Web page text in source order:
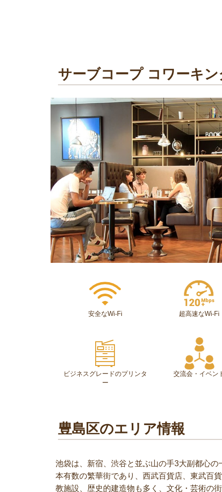
サーブコープ コワーキ
安全なWi-Fi 超高速なWi-Fi
ビジネスグレードのプリンタ
ー
交流会・イベン
豊島区のエリア情報
池袋は、新宿、渋谷と並ぶ山の手3大副都心
本有数の繁華街であり、西武百貨店、東武百
教施設、歴史的建造物も多く、文化・芸術の